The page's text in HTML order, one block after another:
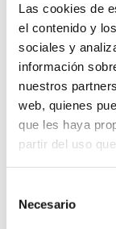
Las cookies de
el contenido y
sociales y
información
nuestros
web, quienes
que les haya
partir del uso
Necesario
Batuak
comarca
prestan
en
figuran
Ekoetxea
(Muxika)